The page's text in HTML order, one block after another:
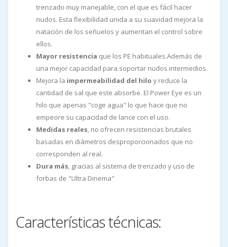
trenzado muy manejable, con el que es fácil hacer
nudos. Esta flexibilidad unida a su suavidad mejora la
natación de los señuelos y aumentan el control sobre
ellos.
Mayor resistencia que los PE habituales.Además de
una mejor capacidad para soportar nudos intermedios.
Mejora la impermeabilidad del hilo y reduce la
cantidad de sal que este absorbe. El Power Eye es un
hilo que apenas "coge agua" lo que hace que no
empeore su capacidad de lance con el uso.
Medidas reales, no ofrecen resistencias brutales
basadas en diámetros desproporcionados que no
corresponden al real.
Dura más, gracias al sistema de trenzado y uso de
forbas de "Ultra Dinema"
Características técnicas: